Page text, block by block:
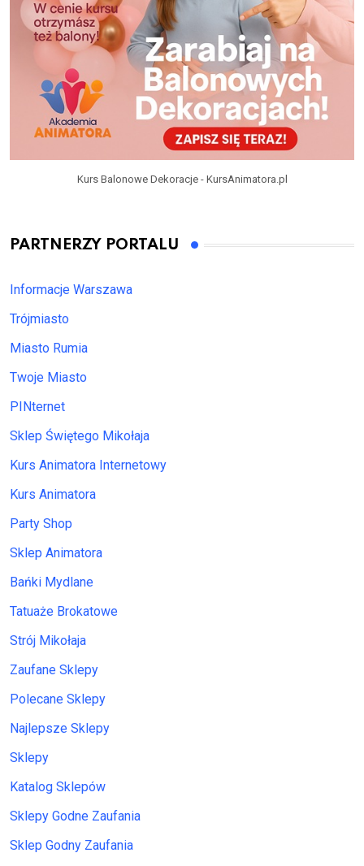
Kurs Balonowe Dekoracje - KursAnimatora.pl
PARTNERZY PORTALU
Informacje Warszawa
Trójmiasto
Miasto Rumia
Twoje Miasto
PINternet
Sklep Świętego Mikołaja
Kurs Animatora Internetowy
Kurs Animatora
Party Shop
Sklep Animatora
Bańki Mydlane
Tatuaże Brokatowe
Strój Mikołaja
Zaufane Sklepy
Polecane Sklepy
Najlepsze Sklepy
Sklepy
Katalog Sklepów
Sklepy Godne Zaufania
Sklep Godny Zaufania